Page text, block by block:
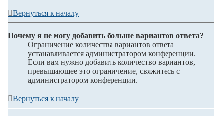
Вернуться к началу
Почему я не могу добавить больше вариантов ответа?
Ограничение количества вариантов ответа
устанавливается администратором конференции.
Если вам нужно добавить количество вариантов,
превышающее это ограничение, свяжитесь с
администратором конференции.
Вернуться к началу